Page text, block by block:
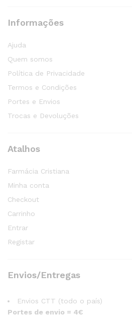
Informações
Ajuda
Quem somos
Política de Privacidade
Termos e Condições
Portes e Envios
Trocas e Devoluções
Atalhos
Farmácia Cristiana
Minha conta
Checkout
Carrinho
Entrar
Registar
Envios/Entregas
Envios CTT (todo o país)
Portes de envio = 4€